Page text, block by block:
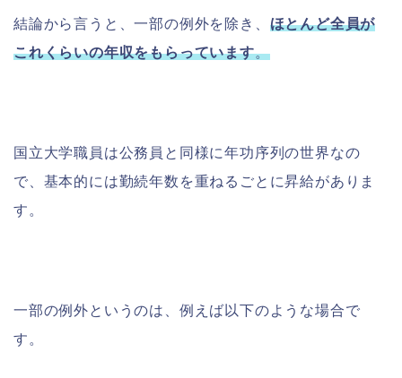
結論から言うと、一部の例外を除き、 ほとんど全員が
これくらいの年収をもらっています。
国立大学職員は公務員と同様に年功序列の世界なの
で、基本的には勤続年数を重ねるごとに昇給がありま
す。
一部の例外というのは、例えば以下のような場合で
す。